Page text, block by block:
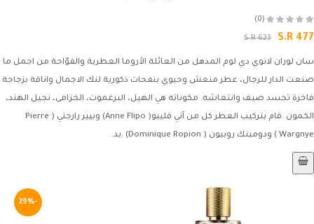
(0)
S.R 477
S.R 623
سان لوران لانوي دي لوم المذهل من العائلة الأروما العطرية والفوّاحة من اجمل ما
صنعت الدار للرجال، عطر منعش وحيوي بنفحات ذكورية لنك الاجمال واناقة بزجاجة
فاخرة تجسد صيف وانتعاشه. مكوناته هي الهيل، البرغموت، الخزامى، نجيل الهند،
الكمون .قام بتركيب العطر كل من آني فليبو( Anne Flipo) وبيير رارجني ( Pierre
Wargnye ) ودومينك روبيون ( Dominique Ropion) .يد..
-29%